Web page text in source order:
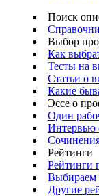
Поиск
Выбор
Как
Тесты на
Статьи о
Какие
Эссе о
Один
Интервью
Рейтинги
Рейтинги
Выбираем
Другие